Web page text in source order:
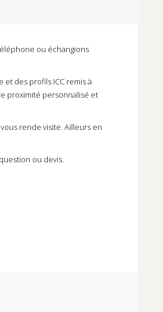
ou échangions
des profils ICC remis à
proximité personnalisé et
rende visite. Ailleurs en
ou devis.